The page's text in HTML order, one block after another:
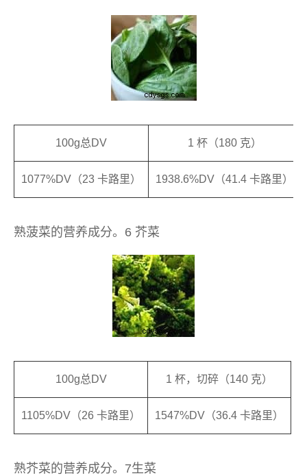
100g总DV 1 杯（180 克）
1077%DV（23 卡路里） 1938.6%DV（41.4 卡路里）
熟菠菜的营养成分。6 芥菜
100g总DV 1 杯，切碎（140 克）
1105%DV（26 卡路里） 1547%DV（36.4 卡路里）
熟芥菜的营养成分。7生菜